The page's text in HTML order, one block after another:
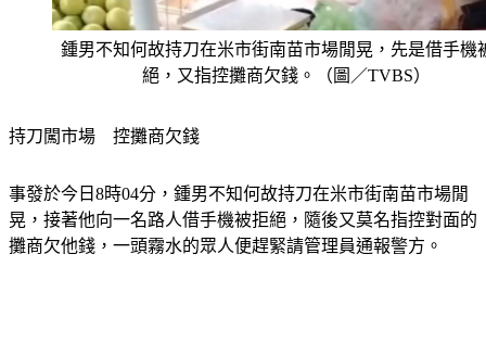
鍾男不知何故持刀在米市街南苗市場閒晃，先是借手機
絕，又指控攤商欠錢。（圖／TVBS）
持刀闖市場　控攤商欠錢
事發於今日8時04分，鍾男不知何故持刀在米市街南苗市場閒
晃，接著他向一名路人借手機被拒絕，隨後又莫名指控對面的
攤商欠他錢，一頭霧水的眾人便趕緊請管理員通報警方。